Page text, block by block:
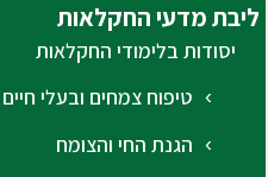
ליבתמדעי החקלאות
יסודות בלימודי החקלאות
טיפוח צמחים ובעלי חיים
הגנת החי והצומח